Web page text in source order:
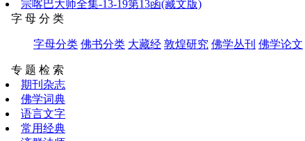
宗喀巴大师全集-13-19第13函(藏文版)
字 母 分 类
字母分类 佛书分类 大藏经 敦煌研究 佛学丛刊 佛学论文
专 题 检 索
期刊杂志
佛学词典
语言文字
常用经典